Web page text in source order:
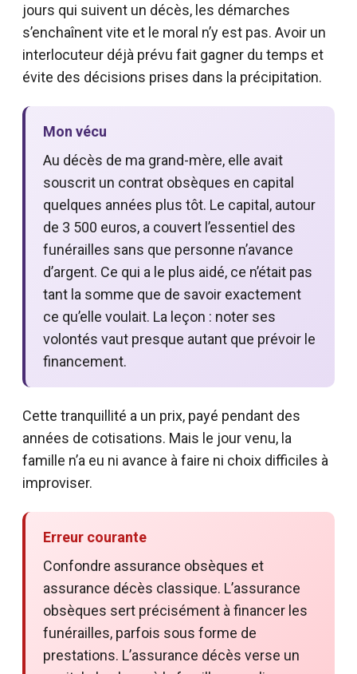
jours qui suivent un décès, les démarches
s’enchaînent vite et le moral n’y est pas. Avoir un
interlocuteur déjà prévu fait gagner du temps et
évite des décisions prises dans la précipitation.
Mon vécu
Au décès de ma grand-mère, elle avait
souscrit un contrat obsèques en capital
quelques années plus tôt. Le capital, autour
de 3 500 euros, a couvert l’essentiel des
funérailles sans que personne n’avance
d’argent. Ce qui a le plus aidé, ce n’était pas
tant la somme que de savoir exactement
ce qu’elle voulait. La leçon : noter ses
volontés vaut presque autant que prévoir le
financement.
Cette tranquillité a un prix, payé pendant des
années de cotisations. Mais le jour venu, la
famille n’a eu ni avance à faire ni choix difficiles à
improviser.
Erreur courante
Confondre assurance obsèques et
assurance décès classique. L’assurance
obsèques sert précisément à financer les
funérailles, parfois sous forme de
prestations. L’assurance décès verse un